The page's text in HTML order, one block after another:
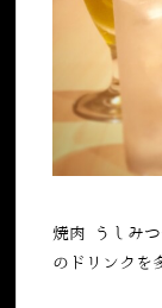
焼肉 うしみ
のドリンクを